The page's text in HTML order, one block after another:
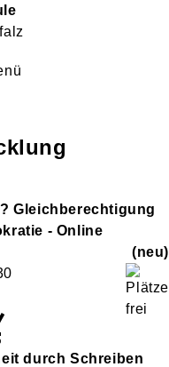
Gleichberechtigung
- Online
neu
durch Schreiben